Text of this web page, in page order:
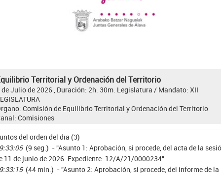
Territorial y Ordenación del Territorio
de Julio de 2026 , Duración: 2h. 30m. Legislatura / Mandato: XII
Comisión de Equilibrio Territorial y Ordenación del Territorio
Comisiones
del orden del día (3)
(9 seg.) - "Asunto 1: Aprobación, si procede, del acta de la
11 de junio de 2026. Expediente: 12/A/21/0000234"
(44 min.) - "Asunto 2: Aprobación, si procede, del informe de la